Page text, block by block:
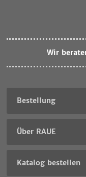
Wir
Bestellung
Über RAUE
Katalog bestellen